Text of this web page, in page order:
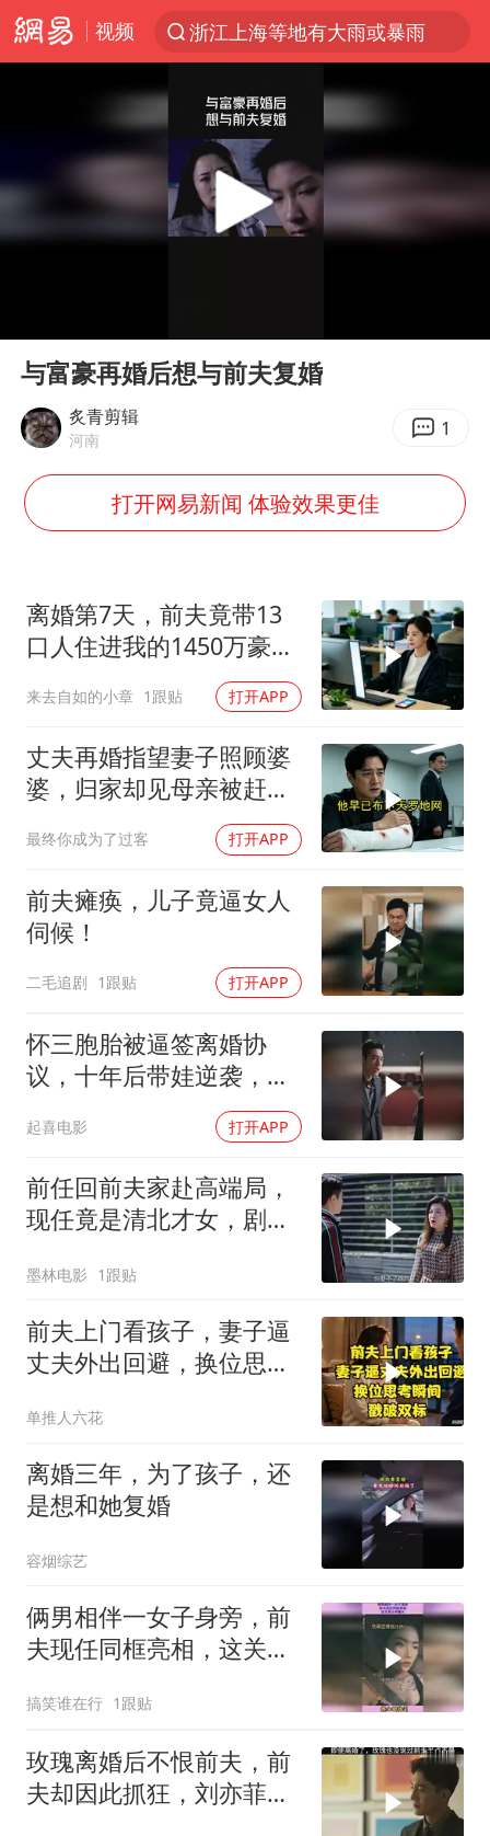
视频
浙江上海等地有大雨或暴雨
光影经济撬动暑期消费新蓝海
梁家辉：到内地拍戏不是北上是回归
“新疆的交警怎么个个像我妈”
香港正式允许“拒绝抢救”
白海豚将正面袭击贯穿浙江
郑丽文：台湾从来没有“独立”过
商场现钱学森巨幅海报 负责人回应
杭州全市有序停课
“不怕六爷挂得多 就怕六爷挂一颗”
全民健身事业高质量发展
乐享全民健身 共筑健康中国
Play
与富豪再婚后想与前夫复婚
炙青剪辑
河南 1
打开网易新闻 体验效果更佳
离婚第7天，前夫竟带13
口人住进我的1450万豪
来去自如的小章 1跟贴 打开APP
丈夫再婚指望妻子照顾婆
婆，归家却见母亲被赶出
最终你成为了过客 打开APP
前夫瘫痪，儿子竟逼女人
伺候！
二毛追剧 1跟贴 打开APP
怀三胞胎被逼签离婚协
议，十年后带娃逆袭，前
起喜电影 打开APP
前任回前夫家赴高端局，
现任竟是清北才女，剧情
墨林电影 1跟贴
前夫上门看孩子，妻子逼
丈夫外出回避，换位思考
单推人六花
离婚三年，为了孩子，还
是想和她复婚
容烟综艺
俩男相伴一女子身旁，前
夫现任同框亮相，这关系
搞笑谁在行 1跟贴
玫瑰离婚后不恨前夫，前
夫却因此抓狂，刘亦菲演